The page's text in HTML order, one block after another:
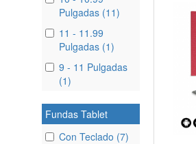
Pulgadas (11)
11 - 11.99
Pulgadas (1)
9 - 11 Pulgadas
(1)
Fundas Tablet
Con Teclado (7)